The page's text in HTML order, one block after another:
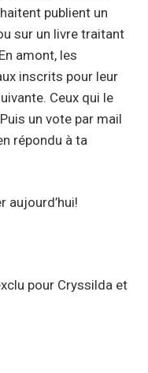
publient un
sur un livre traitant
amont, les
inscrits pour leur
Ceux qui le
un vote par mail
répondu à ta
aujourd’hui!
pour Cryssilda et